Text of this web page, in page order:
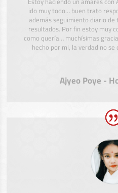
ido muy todo… buen trato
además seguimiento diario de
resultados. Por fin estoy muy
como quería… muchísimas
hecho por mi, la verdad no
Ajyeo Poye -